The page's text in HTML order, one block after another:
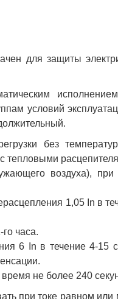
для защиты
условий
без
воздуха),
1,05 In в
часа.
6 In в течение 4-15
не более 240
при токе равном